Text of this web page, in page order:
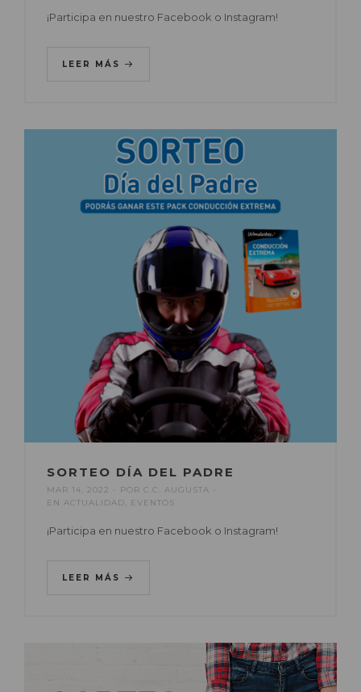
¡Participa en nuestro Facebook o Instagram!
LEER MÁS
SORTEO DÍA DEL PADRE
MAR 14, 2022 POR C.C. AUGUSTA
EN ACTUALIDAD EVENTOS
¡Participa en nuestro Facebook o Instagram!
LEER MÁS